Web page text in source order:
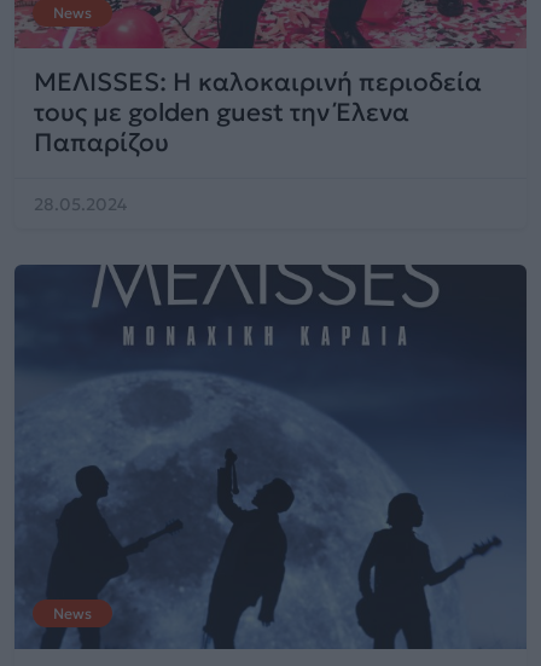
News
ΜΕΛΙSSES: H καλοκαιρινή περιοδεία
τους με golden guest την Έλενα
Παπαρίζου
28.05.2024
News